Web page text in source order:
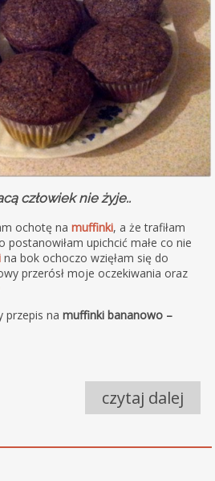
człowiek nie żyje..
ochotę na muffinki, a że trafiłam
postanowiłam upichcić małe co nie
na bok ochoczo wzięłam się do
przerósł moje oczekiwania oraz
przepis na muffinki bananowo –
czytaj dalej